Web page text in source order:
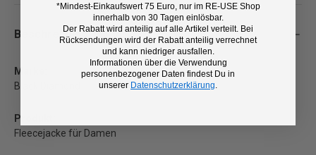
Beschreibung
Marke:
Black Diamond
Produkt:
Fleecejacke für Damen
*Mindest-Einkaufswert 75 Euro, nur im RE-USE Shop
innerhalb von 30 Tagen einlösbar.
Der Rabatt wird anteilig auf alle Artikel verteilt. Bei
Rücksendungen wird der Rabatt anteilig verrechnet
und kann niedriger ausfallen.
Informationen über die Verwendung
personenbezogener Daten findest Du in
unserer Datenschutzerklärung